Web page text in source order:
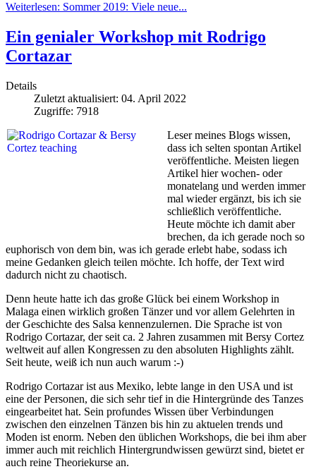
Weiterlesen: Sommer 2019: Viele neue...
Ein genialer Workshop mit Rodrigo
Cortazar
Details
Zuletzt aktualisiert: 04. April 2022
Zugriffe: 7918
Lesermeines Blogs wissen,
dass ich selten spontan Artikel
veröffentliche. Meisten liegen
Artikel hier wochen- oder
monatelang und werden immer
mal wieder ergänzt, bis ich sie
schließlich veröffentliche.
Heute möchte ich damit aber
brechen, da ich gerade noch so
euphorisch von dem bin, was ich gerade erlebt habe, sodass ich
meine Gedanken gleich teilen möchte. Ich hoffe, der Text wird
dadurch nicht zu chaotisch.
Denn heute hatte ich das große Glück bei einem Workshop in
Malaga einen wirklich großen Tänzer und vor allem Gelehrten in
der Geschichte des Salsa kennenzulernen. Die Sprache ist von
Rodrigo Cortazar, der seit ca. 2 Jahren zusammen mit Bersy Cortez
weltweit auf allen Kongressen zu den absoluten Highlights zählt.
Seit heute, weiß ich nun auch warum :-)
Rodrigo Cortazar ist aus Mexiko, lebte lange in den USA und ist
eine der Personen, die sich sehr tief in die Hintergründe des Tanzes
eingearbeitet hat. Sein profundes Wissen über Verbindungen
zwischen den einzelnen Tänzen bis hin zu aktuelen trends und
Moden ist enorm. Neben den üblichen Workshops, die bei ihm aber
immer auch mit reichlich Hintergrundwissen gewürzt sind, bietet er
auch reine Theoriekurse an.